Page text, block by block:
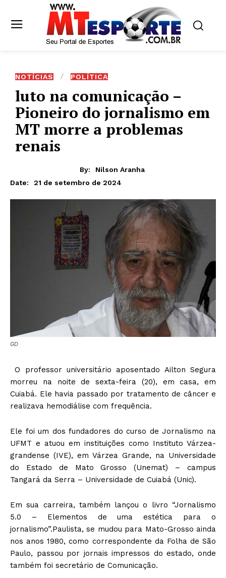
NOTÍCIAS POLÍTICA
luto na comunicação –
Pioneiro do jornalismo em
MT morre a problemas
renais
By:
Nilson Aranha
Date:
21 de setembro de 2024
GD
O professor universitário aposentado Ailton Segura
morreu na noite de sexta-feira (20), em casa, em
Cuiabá. Ele havia passado por tratamento de câncer e
realizava hemodiálise com frequência.
Ele foi um dos fundadores do curso de Jornalismo na
UFMT e atuou em instituições como Instituto Várzea-
grandense (IVE), em Várzea Grande, na Universidade
do Estado de Mato Grosso (Unemat) – campus
Tangará da Serra – Universidade de Cuiabá (Unic).
Em sua carreira, também lançou o livro “Jornalismo
5.0 – Elementos de uma estética para o
jornalismo”.Paulista, se mudou para Mato-Grosso ainda
nos anos 1980, como correspondente da Folha de São
Paulo, passou por jornais impressos do estado, onde
também foi secretário de Comunicação.